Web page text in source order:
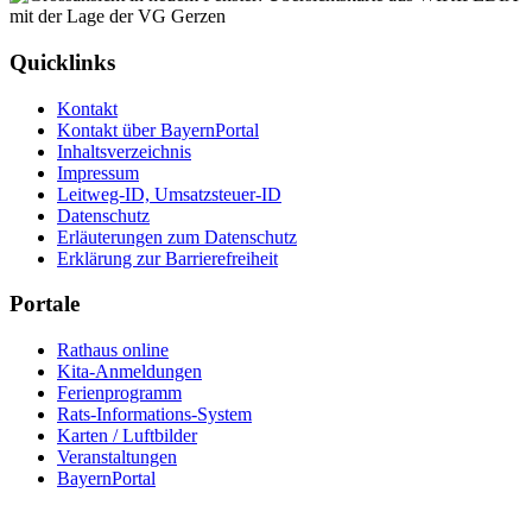
Quicklinks
Kontakt
Kontakt über BayernPortal
Inhaltsverzeichnis
Impressum
Leitweg-ID, Umsatzsteuer-ID
Datenschutz
Erläuterungen zum Datenschutz
Erklärung zur Barrierefreiheit
Portale
Rathaus online
Kita-Anmeldungen
Ferienprogramm
Rats-Informations-System
Karten / Luftbilder
Veranstaltungen
BayernPortal